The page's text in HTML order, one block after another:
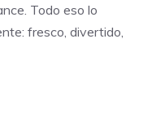
Todo eso lo
fresco, divertido,